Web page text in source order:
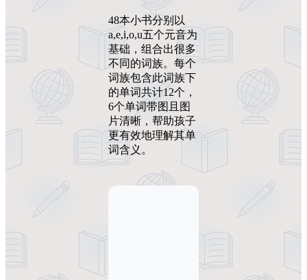
48本小书分别以
a,e,i,o,u五个元音为
基础，组合出很多
不同的词族。每个
词族包含此词族下
的单词共计12个，
6个单词带图且图
片清晰，帮助孩子
更有效地理解其单
词含义。